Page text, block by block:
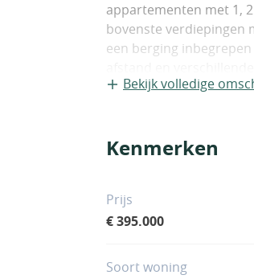
appartementen met 1,
bovenste verdiepingen
een berging
woonwijk zullen een
Bekijk volledige
Kenmerken
Prijs
€ 395.000
Soort woning